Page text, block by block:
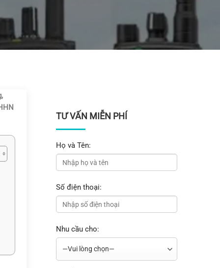
TƯ VẤN MIỄN PHÍ
Họ và Tên:
Số điện thoại:
Nhu cầu cho: